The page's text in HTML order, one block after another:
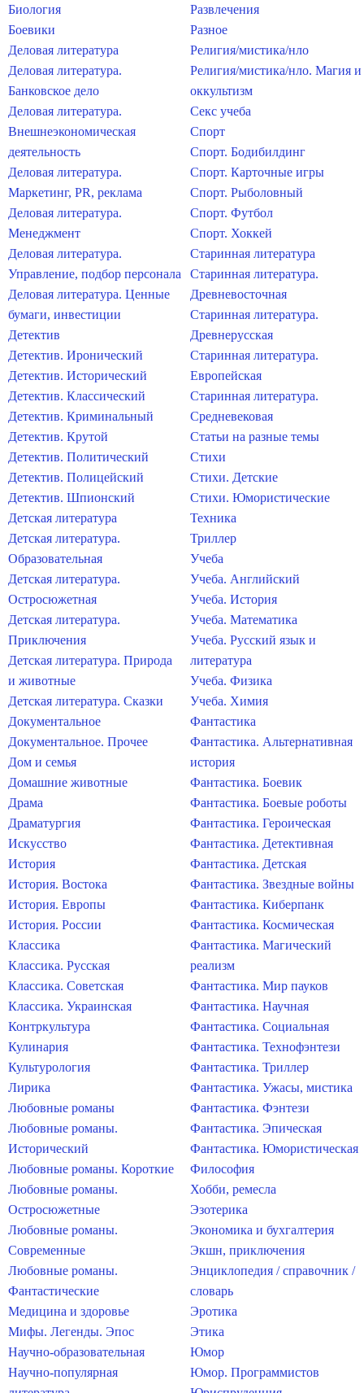
Биология
Боевики
Деловая литература
Деловая литература.
Банковское дело
Деловая литература.
Внешнеэкономическая
деятельность
Деловая литература.
Маркетинг, PR, реклама
Деловая литература.
Менеджмент
Деловая литература.
Управление, подбор персонала
Деловая литература. Ценные
бумаги, инвестиции
Детектив
Детектив. Иронический
Детектив. Исторический
Детектив. Классический
Детектив. Криминальный
Детектив. Крутой
Детектив. Политический
Детектив. Полицейский
Детектив. Шпионский
Детская литература
Детская литература.
Образовательная
Детская литература.
Остросюжетная
Детская литература.
Приключения
Детская литература. Природа
и животные
Детская литература. Сказки
Документальное
Документальное. Прочее
Дом и семья
Домашние животные
Драма
Драматургия
Искусство
История
История. Востока
История. Европы
История. России
Классика
Классика. Русская
Классика. Советская
Классика. Украинская
Контркультура
Кулинария
Культурология
Лирика
Любовные романы
Любовные романы.
Исторический
Любовные романы. Короткие
Любовные романы.
Остросюжетные
Любовные романы.
Современные
Любовные романы.
Фантастические
Медицина и здоровье
Мифы. Легенды. Эпос
Научно-образовательная
Научно-популярная
Развлечения
Разное
Религия/мистика/нло
Религия/мистика/нло. Магия и
оккультизм
Секс учеба
Спорт
Спорт. Бодибилдинг
Спорт. Карточные игры
Спорт. Рыболовный
Спорт. Футбол
Спорт. Хоккей
Старинная литература
Старинная литература.
Древневосточная
Старинная литература.
Древнерусская
Старинная литература.
Европейская
Старинная литература.
Средневековая
Статьи на разные темы
Стихи
Стихи. Детские
Стихи. Юмористические
Техника
Триллер
Учеба
Учеба. Английский
Учеба. История
Учеба. Математика
Учеба. Русский язык и
литература
Учеба. Физика
Учеба. Химия
Фантастика
Фантастика. Альтернативная
история
Фантастика. Боевик
Фантастика. Боевые роботы
Фантастика. Героическая
Фантастика. Детективная
Фантастика. Детская
Фантастика. Звездные войны
Фантастика. Киберпанк
Фантастика. Космическая
Фантастика. Магический
реализм
Фантастика. Мир пауков
Фантастика. Научная
Фантастика. Социальная
Фантастика. Технофэнтези
Фантастика. Триллер
Фантастика. Ужасы, мистика
Фантастика. Фэнтези
Фантастика. Эпическая
Фантастика. Юмористическая
Философия
Хобби, ремесла
Эзотерика
Экономика и бухгалтерия
Экшн, приключения
Энциклопедия / справочник /
словарь
Эротика
Этика
Юмор
Юмор. Программистов